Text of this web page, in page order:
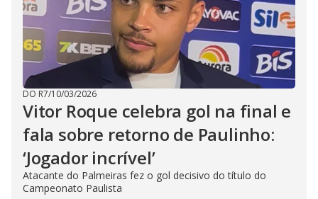
DO R7/10/03/2026
Vitor Roque celebra gol na final e
fala sobre retorno de Paulinho:
‘Jogador incrível’
Atacante do Palmeiras fez o gol decisivo do título do
Campeonato Paulista